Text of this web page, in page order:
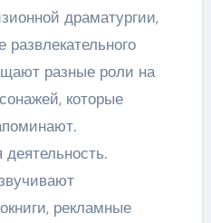
драматургии,
разные роли на
которые
деятельность.
рекламные